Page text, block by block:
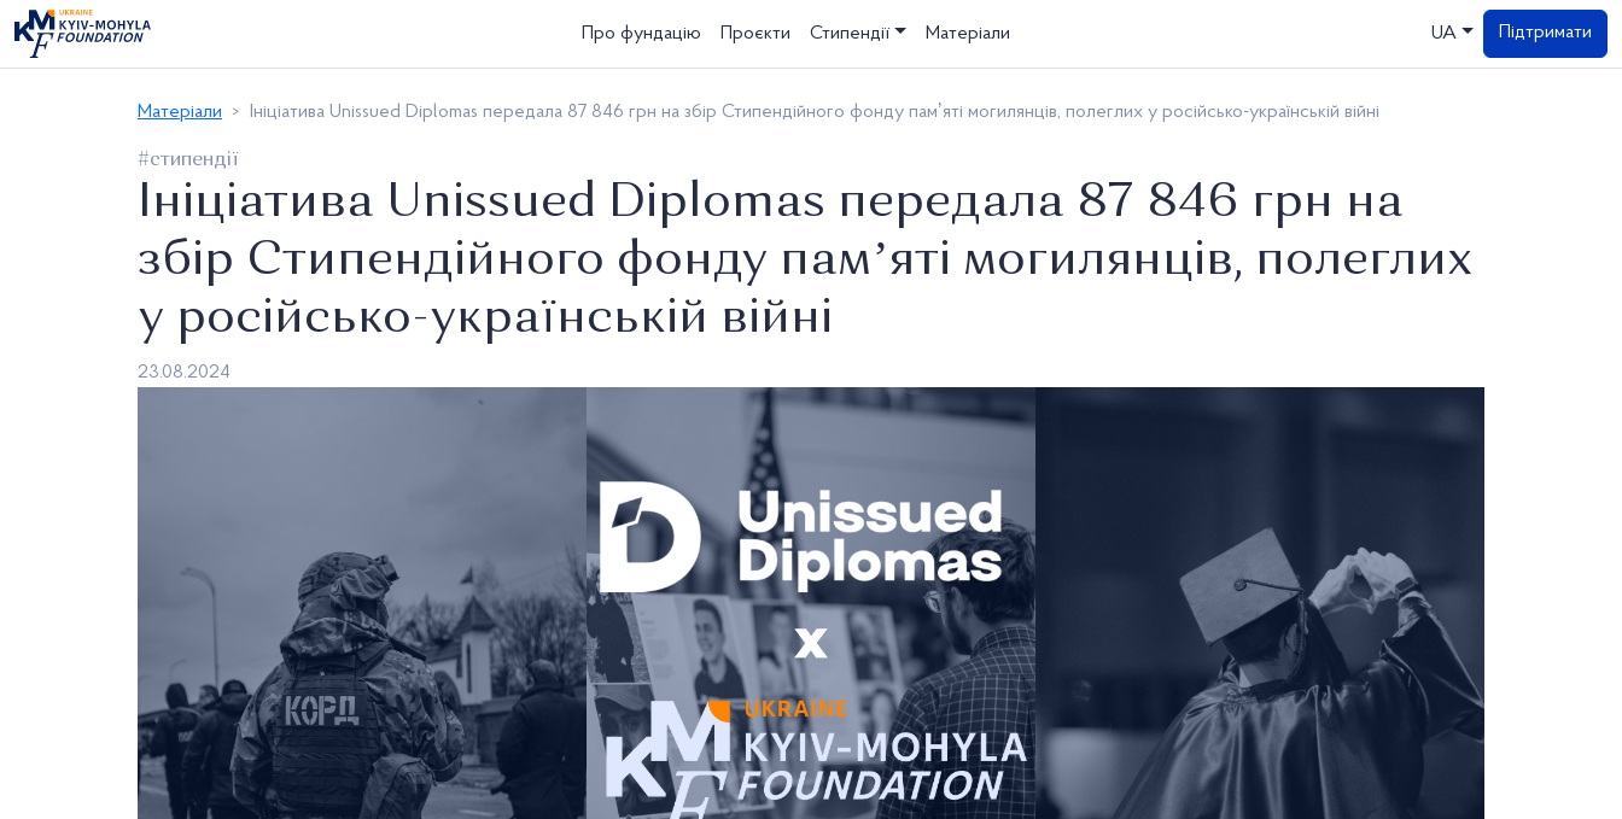
Про фундацію Проєкти Стипендії Матеріали UA Підтримати
Матеріали Ініціатива Unissued Diplomas передала 87 846 грн на збір Стипендійного фонду памʼяті могилянців, полеглих у російсько-українській війні
#стипендії
Ініціатива Unissued Diplomas передала 87 846 грн на
збір Стипендійного фонду памʼяті могилянців, полеглих
у російсько-українській війні
23.08.2024